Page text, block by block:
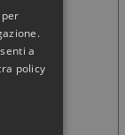
a
policy